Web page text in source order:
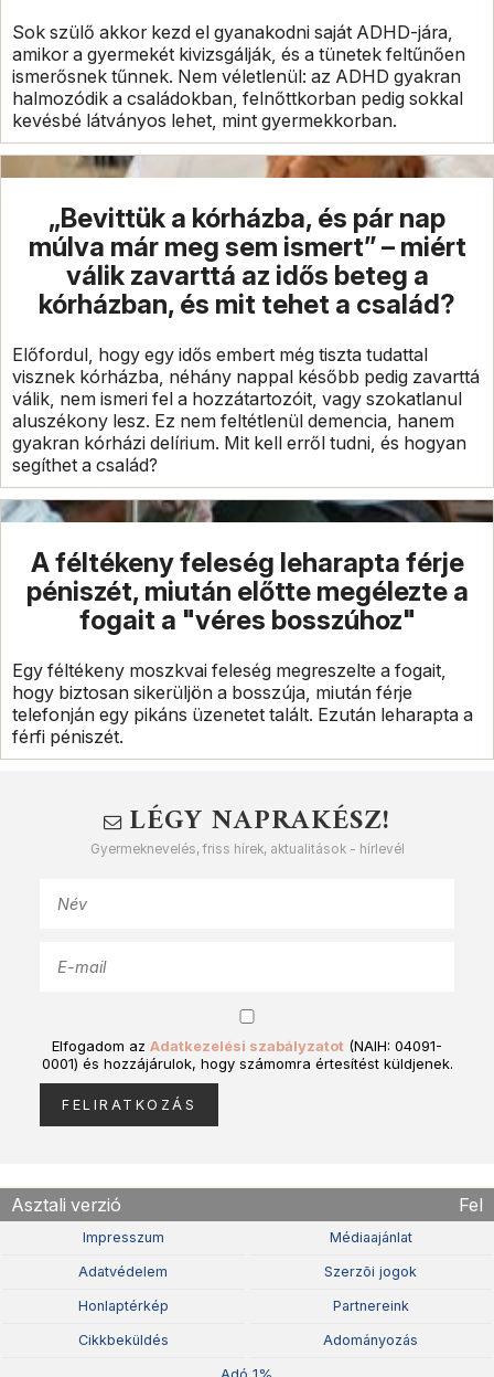
Sok szülő akkor kezd el gyanakodni saját ADHD-jára,
amikor a gyermekét kivizsgálják, és a tünetek feltűnően
ismerősnek tűnnek. Nem véletlenül: az ADHD gyakran
halmozódik a családokban, felnőttkorban pedig sokkal
kevésbé látványos lehet, mint gyermekkorban.
„Bevittük a kórházba, és pár nap
múlva már meg sem ismert” – miért
válik zavarttá az idős beteg a
kórházban, és mit tehet a család?
Előfordul, hogy egy idős embert még tiszta tudattal
visznek kórházba, néhány nappal később pedig zavarttá
válik, nem ismeri fel a hozzátartozóit, vagy szokatlanul
aluszékony lesz. Ez nem feltétlenül demencia, hanem
gyakran kórházi delírium. Mit kell erről tudni, és hogyan
segíthet a család?
A féltékeny feleség leharapta férje
péniszét, miután előtte megélezte a
fogait a "véres bosszúhoz"
Egy féltékeny moszkvai feleség megreszelte a fogait,
hogy biztosan sikerüljön a bosszúja, miután férje
telefonján egy pikáns üzenetet talált. Ezután leharapta a
férfi péniszét.
LÉGY NAPRAKÉSZ!
Gyermeknevelés, friss hírek, aktualitások - hírlevél
Elfogadom az Adatkezelési szabályzatot (NAIH: 04091-
0001) és hozzájárulok, hogy számomra értesítést küldjenek.
Asztali verzió Fel
Impresszum Médiaajánlat
Adatvédelem Szerzõi jogok
Honlaptérkép Partnereink
Cikkbeküldés Adományozás